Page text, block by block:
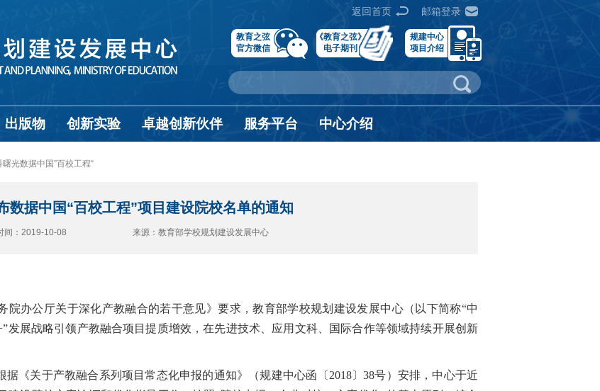
邮箱登录
返回首页
教育之弦
官方微信
规建中心
项目介绍
《教育之弦》
电子期刊
出版物 创新实验 卓越创新伙伴 服务平台 中心介绍
曙光数据中国”百校工程“
数据中国“百校工程”项目建设院校名单的通知
间：2019-10-08 来源：教育部学校规划建设发展中心
院办公厅关于深化产教融合的若干意见》要求，教育部学校规划建设发展中心（以下简称“中
发展战略引领产教融合项目提质增效，在先进技术、应用文科、国际合作等领域持续开展创新
《关于产教融合系列项目常态化申报的通知》（规建中心函〔2018〕38号）安排，中心于近